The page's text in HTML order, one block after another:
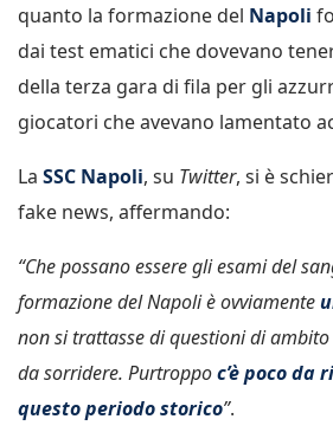
quanto la formazione del Napoli
dai test ematici che dovevano
della terza gara di fila per gli
giocatori che avevano lamentato
La SSC Napoli, su Twitter, si è
fake news, affermando:
“Che possano essere gli esami del
formazione del Napoli è ovviamente
non si trattasse di questioni di
da sorridere. Purtroppoc’è poco
questo periodo storico”.